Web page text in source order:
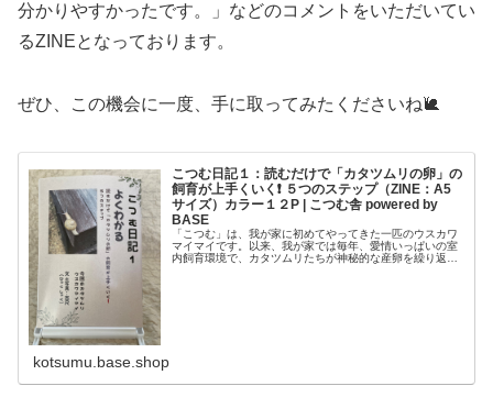
分かりやすかったです。」などのコメントをいただいてい
るZINEとなっております。
ぜひ、この機会に一度、手に取ってみたくださいね🐌
こつむ日記１：読むだけで「カタツムリの卵」の
飼育が上手くいく❗️ ５つのステップ（ZINE：A5
サイズ）カラー１２P | こつむ舎 powered by
BASE
「こつむ」は、我が家に初めてやってきた一匹のウスカワ
マイマイです。以来、我が家では毎年、愛情いっぱいの室
内飼育環境で、カタツムリたちが神秘的な産卵を繰り返し
kotsumu.base.shop